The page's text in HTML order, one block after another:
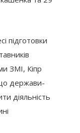
підготовки
ЗМІ, Кіпр
держави-
діяльність